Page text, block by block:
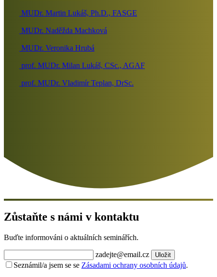
MUDr. Martin Lukáš, Ph.D., FASGE
MUDr. Naděžda Machková
MUDr. Veronika Hrubá
prof. MUDr. Milan Lukáš, CSc., AGAF
prof. MUDr. Vladimír Teplan, DrSc.
Zůstaňte s námi v kontaktu
Buďte informováni o aktuálních seminářích.
zadejte@email.cz Uložit
Seznámil/a jsem se se Zásadami ochrany osobních údajů.